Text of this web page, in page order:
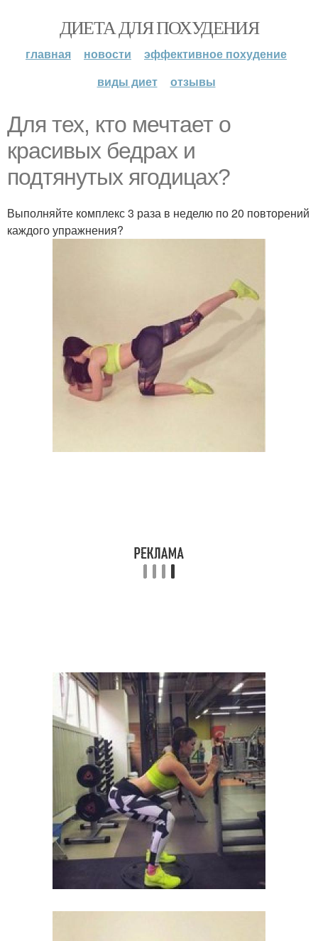
ДИЕТА ДЛЯ ПОХУДЕНИЯ
главная новости
эффективное похудение
виды диет
отзывы
Для тех, кто мечтает о
красивых бедрах и
подтянутых ягодицах?
Выполняйте комплекс 3 раза в неделю по 20 повторений
каждого упражнения?